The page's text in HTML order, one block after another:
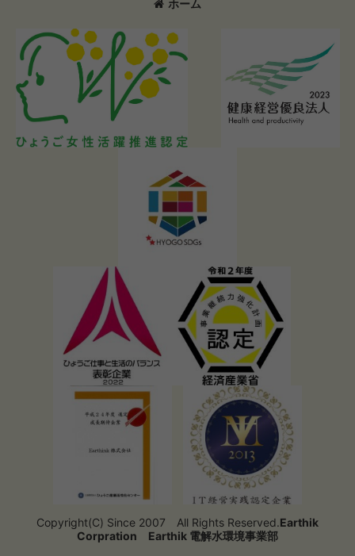
ホーム
Copyright(C) Since 2007 All Rights Reserved.Earthik
Corpration
Earthik 電解水環境事業部